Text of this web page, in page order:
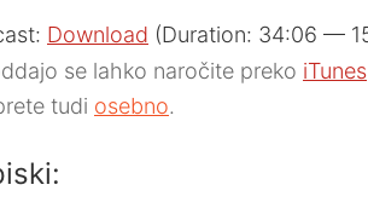
Download (Duration: 34:06 —
se lahko naročite preko iTunes
tudi osebno.